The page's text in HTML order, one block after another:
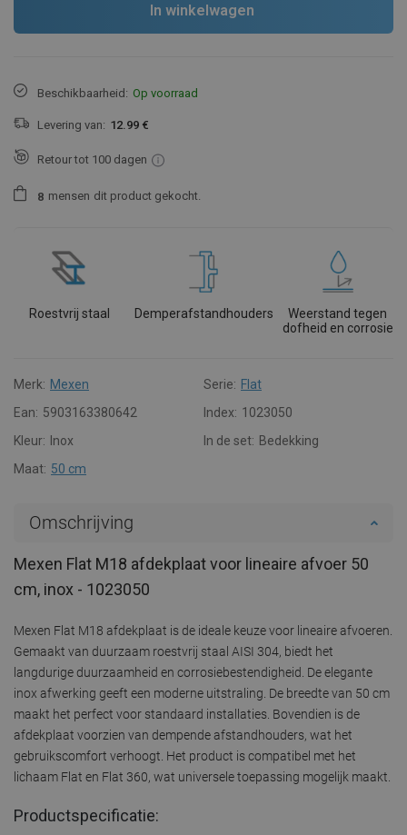
In winkelwagen
Beschikbaarheid: Op voorraad
Levering van: 12.99 €
Retour tot 100 dagen
8 mensen dit product gekocht.
Roestvrij staal Demperafstandhouders
Weerstand tegen
dofheid en corrosie
Merk: Mexen Serie: Flat
Ean: 5903163380642 Index: 1023050
Kleur:
Inox In de set: Bedekking
Maat: 50 cm
Omschrijving
Mexen Flat M18 afdekplaat voor lineaire afvoer 50
cm, inox - 1023050
Mexen Flat M18 afdekplaat is de ideale keuze voor lineaire afvoeren.
Gemaakt van duurzaam roestvrij staal AISI 304, biedt het
langdurige duurzaamheid en corrosiebestendigheid. De elegante
inox afwerking geeft een moderne uitstraling. De breedte van 50 cm
maakt het perfect voor standaard installaties. Bovendien is de
afdekplaat voorzien van dempende afstandhouders, wat het
gebruikscomfort verhoogt. Het product is compatibel met het
lichaam Flat en Flat 360, wat universele toepassing mogelijk maakt.
Productspecificatie: